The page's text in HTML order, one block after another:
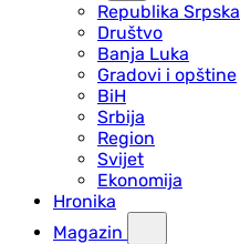
Republika Srpska
Društvo
Banja Luka
Gradovi i opštine
BiH
Srbija
Region
Svijet
Ekonomija
Hronika
Magazin